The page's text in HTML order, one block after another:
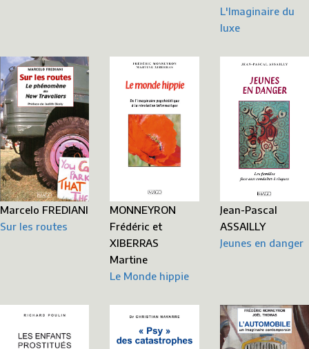
L'Imaginaire du
luxe
Marcelo FREDIANI
Sur les routes
MONNEYRON
Frédéric et
XIBERRAS
Martine
Le Monde hippie
Jean-Pascal
ASSAILLY
Jeunes en danger